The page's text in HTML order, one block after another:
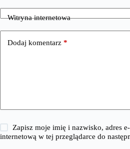
Witryna internetowa
Dodaj komentarz *
Zapisz moje imię i nazwisko, adres
internetową w tej przeglądarce do